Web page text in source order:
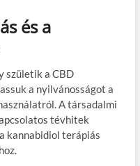
és a
születik a CBD
a nyilvánosságot a
A társadalmi
tévhitek
kannabidiol terápiás